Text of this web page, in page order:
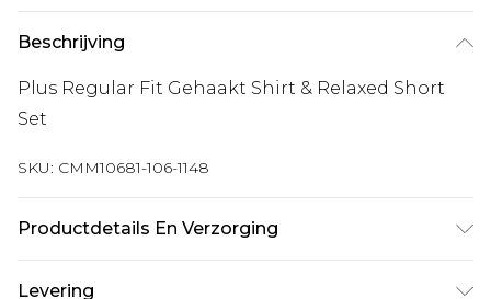
Beschrijving
Plus Regular Fit Gehaakt Shirt & Relaxed Short
Set
SKU: CMM10681-106-1148
Productdetails En Verzorging
Levering